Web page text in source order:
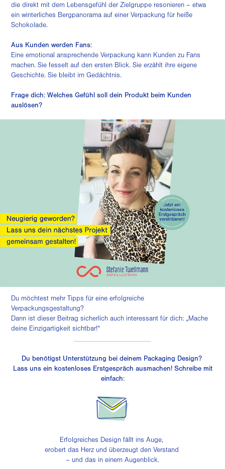
die direkt mit dem Lebensgefühl der Zielgruppe resonieren – etwa
ein winterliches Bergpanorama auf einer Verpackung für heiße
Schokolade.
Aus Kunden werden Fans:
Eine emotional ansprechende Verpackung kann Kunden zu Fans
machen. Sie fesselt auf den ersten Blick. Sie erzählt ihre eigene
Geschichte. Sie bleibt im Gedächtnis.
Frage dich: Welches Gefühl soll dein Produkt beim Kunden
auslösen?
Du möchtest mehr Tipps für eine erfolgreiche
Verpackungsgestaltung?
Dann ist dieser Beitrag sicherlich auch interessant für dich: „Mache
deine Einzigartigkeit sichtbar!“
Du benötigst Unterstützung bei deinem Packaging Design?
Lass uns ein kostenloses Erstgespräch ausmachen! Schreibe mit
einfach:
Erfolgreiches Design fällt ins Auge,
erobert das Herz und überzeugt den Verstand
– und das in einem Augenblick.